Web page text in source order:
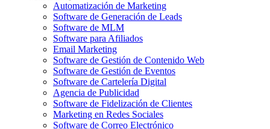
Automatización de Marketing
Software de Generación de Leads
Software de MLM
Software para Afiliados
Email Marketing
Software de Gestión de Contenido Web
Software de Gestión de Eventos
Software de Cartelería Digital
Agencia de Publicidad
Software de Fidelización de Clientes
Marketing en Redes Sociales
Software de Correo Electrónico